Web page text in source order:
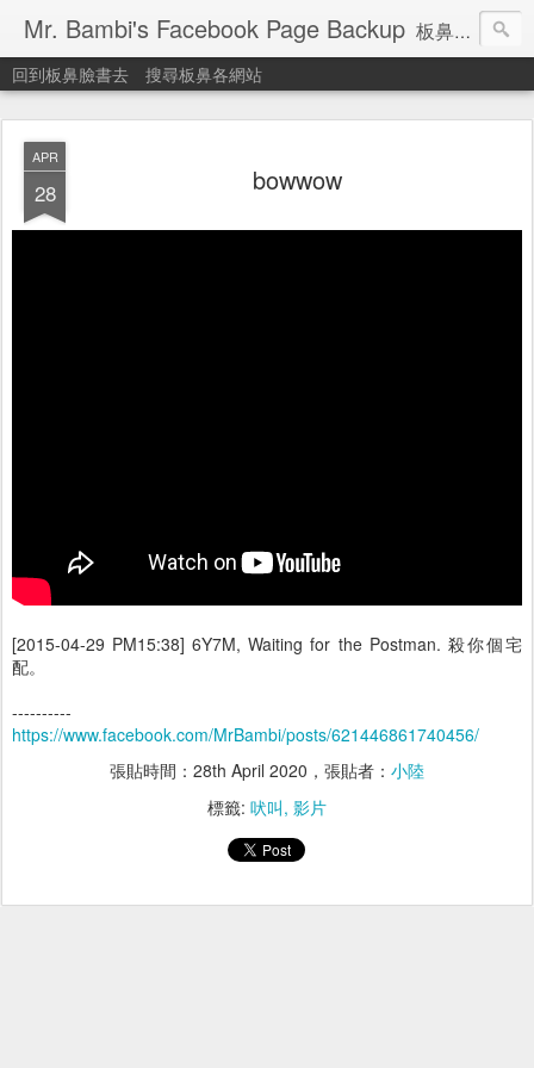
Mr. Bambi's Facebook Page Backup 板鼻臉書備份站
回到板鼻臉書去 搜尋板鼻各網站
APR
28 bowwow
[2015-04-29 PM15:38] 6Y7M, Waiting for the Postman. 殺你個宅
配。
----------
https://www.facebook.com/MrBambi/posts/621446861740456/
張貼時間： 28th April 2020 ，張貼者： 小陸
標籤: 吠叫 影片